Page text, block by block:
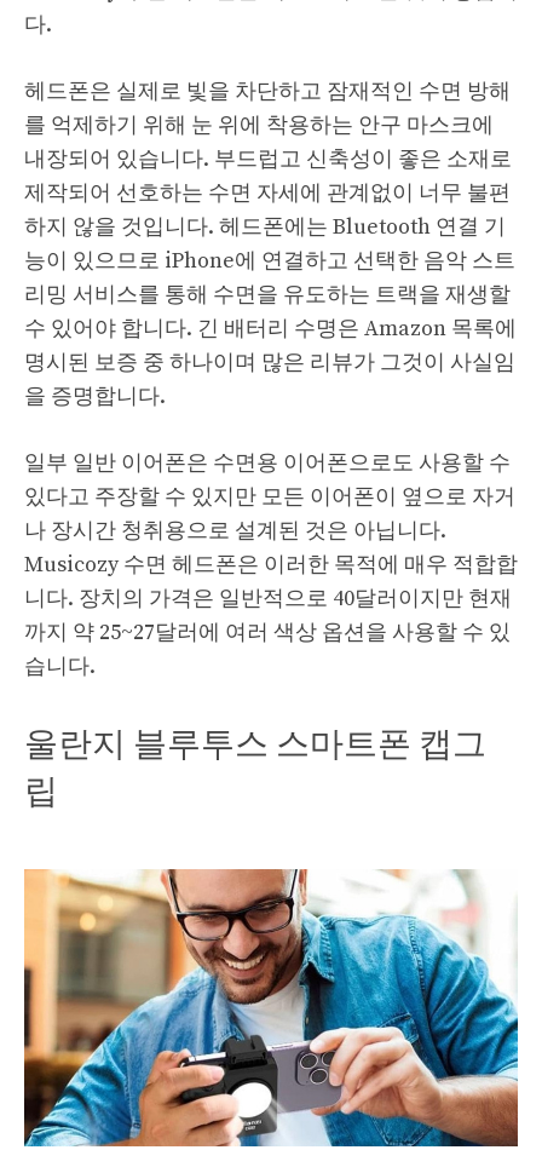
다.
헤드폰은 실제로 빛을 차단하고 잠재적인 수면 방해
를 억제하기 위해 눈 위에 착용하는 안구 마스크에
내장되어 있습니다. 부드럽고 신축성이 좋은 소재로
제작되어 선호하는 수면 자세에 관계없이 너무 불편
하지 않을 것입니다. 헤드폰에는 Bluetooth 연결 기
능이 있으므로 iPhone에 연결하고 선택한 음악 스트
리밍 서비스를 통해 수면을 유도하는 트랙을 재생할
수 있어야 합니다. 긴 배터리 수명은 Amazon 목록에
명시된 보증 중 하나이며 많은 리뷰가 그것이 사실임
을 증명합니다.
일부 일반 이어폰은 수면용 이어폰으로도 사용할 수
있다고 주장할 수 있지만 모든 이어폰이 옆으로 자거
나 장시간 청취용으로 설계된 것은 아닙니다.
Musicozy 수면 헤드폰은 이러한 목적에 매우 적합합
니다. 장치의 가격은 일반적으로 40달러이지만 현재
까지 약 25~27달러에 여러 색상 옵션을 사용할 수 있
습니다.
울란지 블루투스 스마트폰 캡그
립